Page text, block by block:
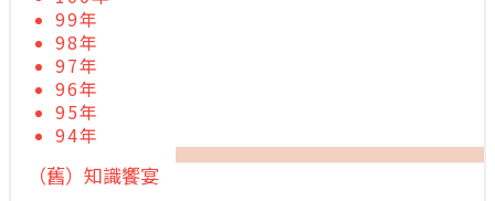
99年
98年
97年
96年
95年
94年
（舊）知識饗宴